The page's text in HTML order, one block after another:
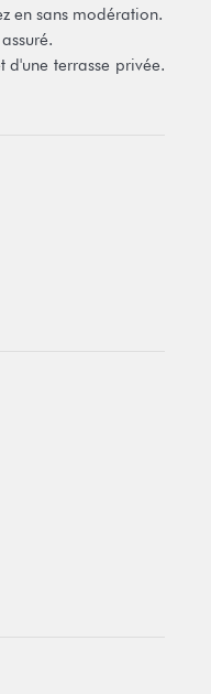
en sans modération.
terrasse privée.
générales de vente